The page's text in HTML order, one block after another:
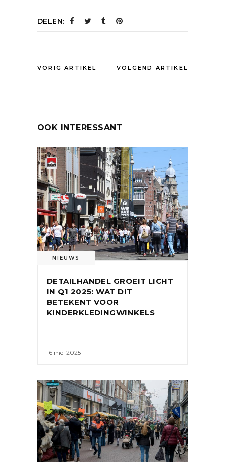
DELEN:
VORIG ARTIKEL VOLGEND ARTIKEL
OOK INTERESSANT
NIEUWS
DETAILHANDEL GROEIT LICHT
IN Q1 2025: WAT DIT
BETEKENT VOOR
KINDERKLEDINGWINKELS
16 mei 2025